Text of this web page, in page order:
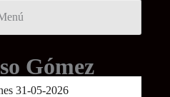
Gómez
31-05-2026